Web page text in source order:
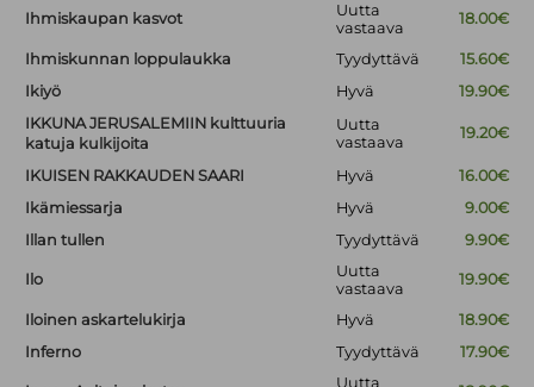
Ihmiskaupan kasvot
Uutta
vastaava
18.00€
Ihmiskunnan loppulaukka Tyydyttävä
15.60€
Ikiyö
Hyvä
19.90€
IKKUNA JERUSALEMIIN kulttuuria
katuja kulkijoita
Uutta
vastaava
19.20€
IKUISEN RAKKAUDEN SAARI Hyvä
16.00€
Ikämiessarja
Hyvä
9.00€
Illan tullen
Tyydyttävä 9.90€
Ilo
Uutta
vastaava
19.90€
Iloinen askartelukirja Hyvä
18.90€
Inferno
Tyydyttävä 17.90€
Uutta